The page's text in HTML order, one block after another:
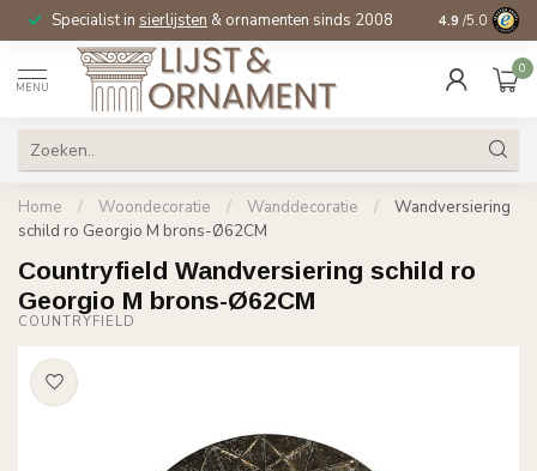
Specialist in sierlijsten & ornamenten sinds 2008 4.9 /5.0
MENU
0
Home / Woondecoratie / Wanddecoratie /
Wandversiering
schild ro Georgio M brons-Ø62CM
Countryfield Wandversiering schild ro
Georgio M brons-Ø62CM
COUNTRYFIELD